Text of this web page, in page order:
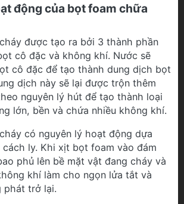
động của bọt foam chữa
được tạo ra bởi 3 thành phần
cô đặc và không khí. Nước sẽ
cô đặc để tạo thành dung dịch bọt
dịch này sẽ lại được trộn thêm
nguyên lý hút để tạo thành loại
lớn, bền và chứa nhiều không khí.
có nguyên lý hoạt động dựa
ly. Khi xịt bọt foam vào đám
phủ lên bề mặt vật đang cháy và
khí làm cho ngọn lửa tắt và
phát trở lại.